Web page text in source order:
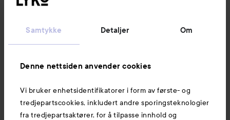
Samtykke Detaljer Om
Denne nettsiden anvender cookies
Vi bruker enhetsidentifikatorer i form av første- og
tredjepartscookies, inkludert andre sporingsteknologier
fra tredjepartsaktører, for å tilpasse innhold og
Kundeservice
Informasjon
Også av interesse